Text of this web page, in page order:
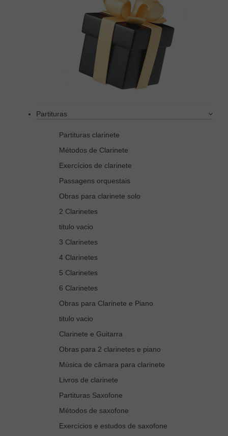
Partituras
Partituras clarinete
Métodos de Clarinete
Exercícios de clarinete
Passagens orquestais
Obras para clarinete solo
2 Clarinetes
titulo vacio
3 Clarinetes
4 Clarinetes
5 Clarinetes
6 Clarinetes
Obras para Clarinete e Piano
titulo vacio
Clarinete e Guitarra
Obras para 2 clarinetes e piano
Música de câmara para clarinete
Livros de clarinete
Partituras Saxofone
Métodos de saxofone
Exercícios e estudos de saxofone